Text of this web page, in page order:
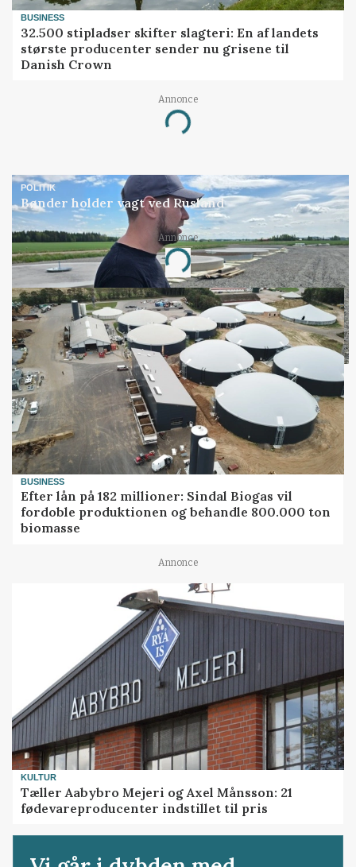
BUSINESS
32.500 stipladser skifter slagteri: En af landets
største producenter sender nu grisene til
Danish Crown
Annonce
Loading...
POLITIK
Bønder holder vagt ved Rusland
Annonce
Loading...
BUSINESS
Efter lån på 182 millioner: Sindal Biogas vil
fordoble produktionen og behandle 800.000 ton
biomasse
Annonce
KULTUR
Tæller Aabybro Mejeri og Axel Månsson: 21
fødevareproducenter indstillet til pris